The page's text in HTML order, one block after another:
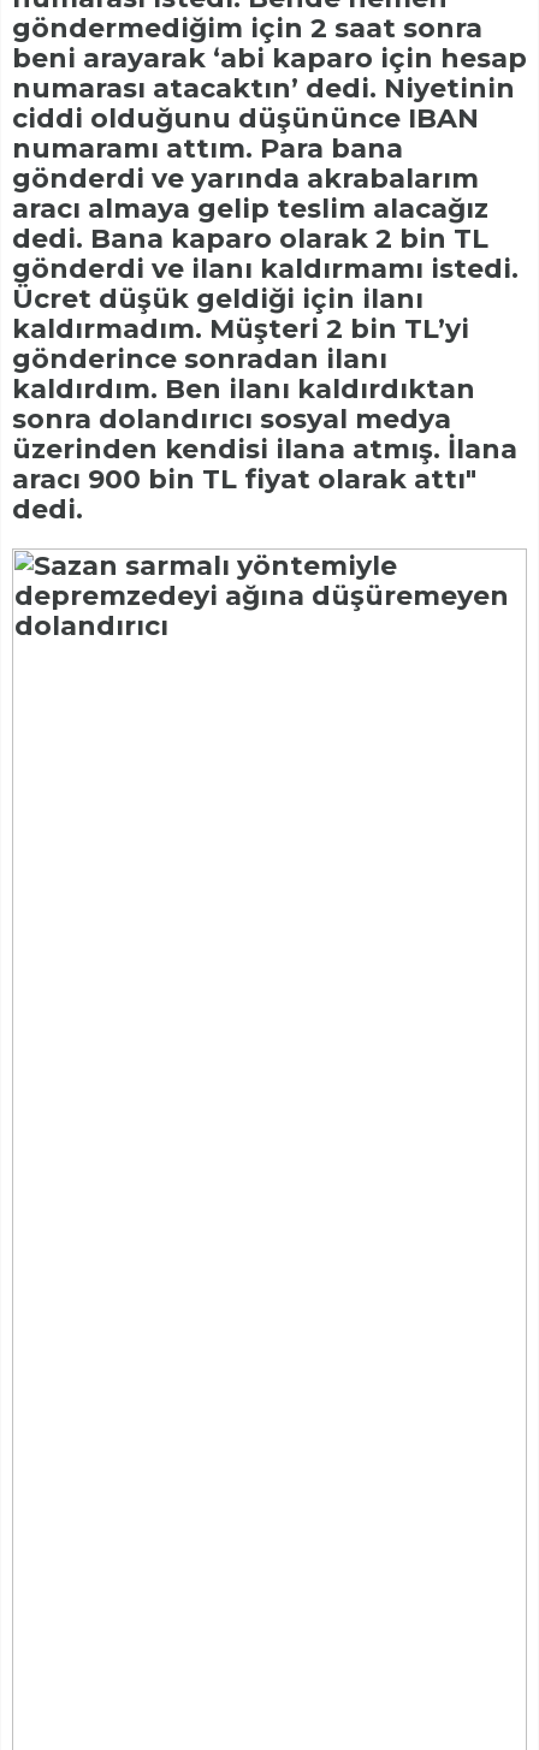
göndermediğim için 2 saat sonra
beni arayarak ‘abi kaparo için hesap
numarası atacaktın’ dedi. Niyetinin
ciddi olduğunu düşününce IBAN
numaramı attım. Para bana
gönderdi ve yarında akrabalarım
aracı almaya gelip teslim alacağız
dedi. Bana kaparo olarak 2 bin TL
gönderdi ve ilanı kaldırmamı istedi.
Ücret düşük geldiği için ilanı
kaldırmadım. Müşteri 2 bin TL’yi
gönderince sonradan ilanı
kaldırdım. Ben ilanı kaldırdıktan
sonra dolandırıcı sosyal medya
üzerinden kendisi ilana atmış. İlana
aracı 900 bin TL fiyat olarak attı"
dedi.